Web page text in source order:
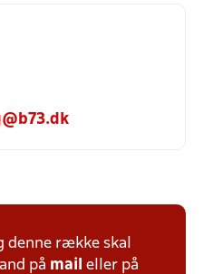
denne række skal
på mail eller på